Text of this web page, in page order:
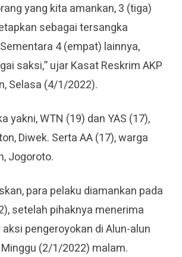
yang kita amankan, 3 (tiga)
sebagai tersangka
4 (empat) lainnya,
saksi,” ujar Kasat Reskrim AKP
Selasa (4/1/2022).
yakni, WTN (19) dan YAS (17),
Diwek. Serta AA (17), warga
Jogoroto.
para pelaku diamankan pada
setelah pihaknya menerima
pengeroyokan di Alun-alun
(2/1/2022) malam.